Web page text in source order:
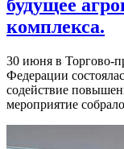
будущее
комплекса.
30 июня в Торгово-
Федерации
содействие
мероприятие